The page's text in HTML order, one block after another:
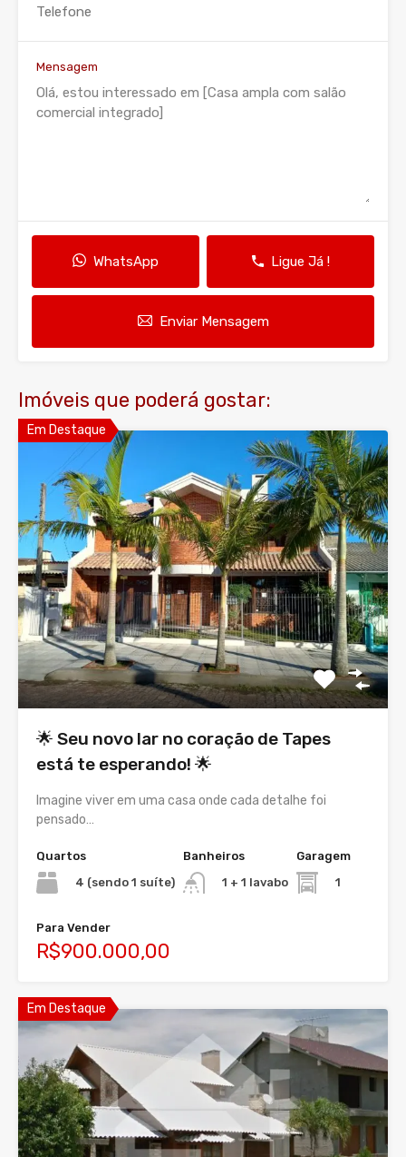
Mensagem
WhatsApp Ligue Já !
Enviar Mensagem
Imóveis que poderá gostar:
Em Destaque
🌟 Seu novo lar no coração de Tapes
está te esperando! 🌟
Imagine viver em uma casa onde cada detalhe foi
pensado…
Quartos
4 (sendo 1 suíte)
Banheiros
1 + 1 lavabo
Garagem
1
Para Vender
R$900.000,00
Em Destaque